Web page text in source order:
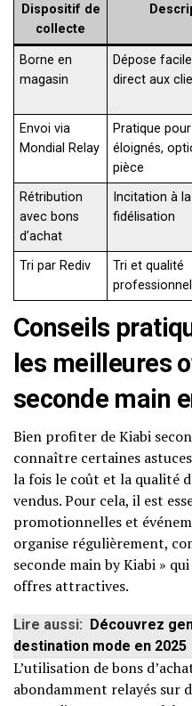
Dispositif de
collecte
Borne en
magasin
Dépose
direct aux
Envoi via
Mondial Relay
Pratique
éloignés,
pièce
Rétribution
avec bons
d’achat
Incitation à
fidélisation
Tri par Rediv
Tri et qualité
Conseils
les meilleures
seconde main
Bien profiter de Kiabi
connaître certaines
la fois le coût et la qualité
vendus. Pour cela, il est
promotionnelles et
organise régulièrement,
seconde main by Kiabi »
offres attractives.
Lire aussi: Découvrez
destination mode en 2025
L’utilisation de bons
abondamment relayés sur